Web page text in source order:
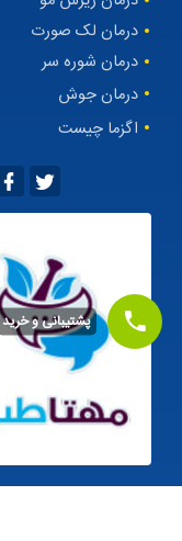
درمان لک صورت
درمان شوره سر
درمان جوش
اگزما چیست
پشتیبانی و خرید